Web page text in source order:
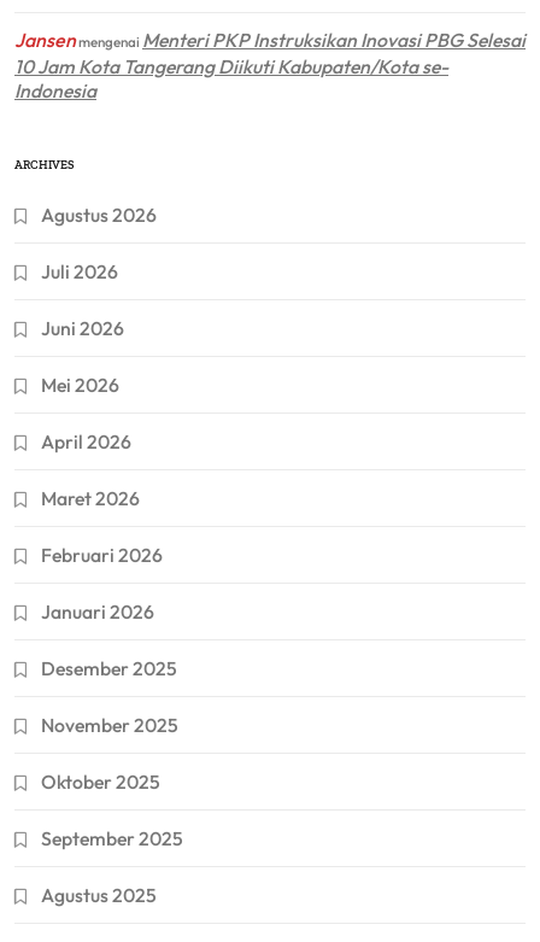
Jansenmengenai Menteri PKP Instruksikan Inovasi PBG Selesai
10 Jam Kota Tangerang Diikuti Kabupaten/Kota se-
Indonesia
ARCHIVES
Agustus 2026
Juli 2026
Juni 2026
Mei 2026
April 2026
Maret 2026
Februari 2026
Januari 2026
Desember 2025
November 2025
Oktober 2025
September 2025
Agustus 2025